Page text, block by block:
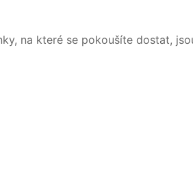
na které se pokoušíte dostat,